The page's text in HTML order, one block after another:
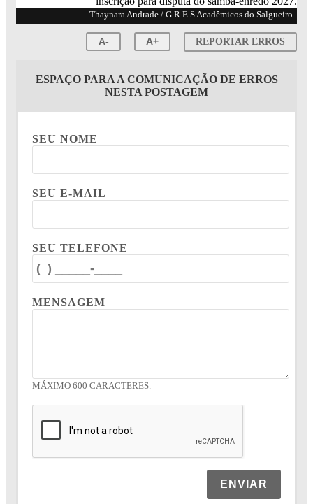
Thaynara Andrade / G.R.E.S Acadêmicos do Salgueiro
A- A+ REPORTAR ERROS
ESPAÇO PARA A COMUNICAÇÃO DE ERROS
NESTA POSTAGEM
SEU NOME
SEU E-MAIL
SEU TELEFONE
MENSAGEM
MÁXIMO 600 CARACTERES.
ENVIAR